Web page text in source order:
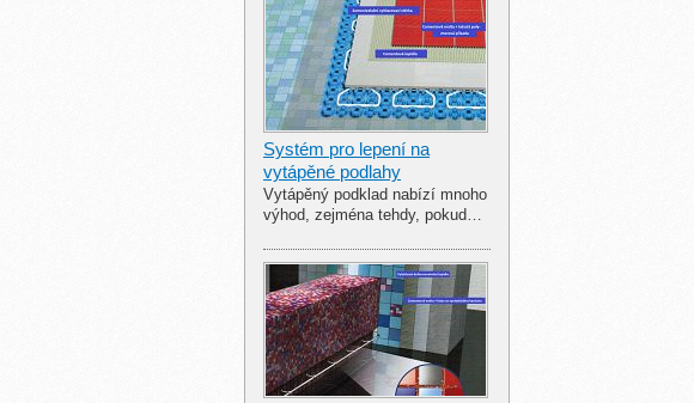
Systém pro lepení na
vytápěné podlahy
Vytápěný podklad nabízí mnoho
výhod, zejména tehdy, pokud…